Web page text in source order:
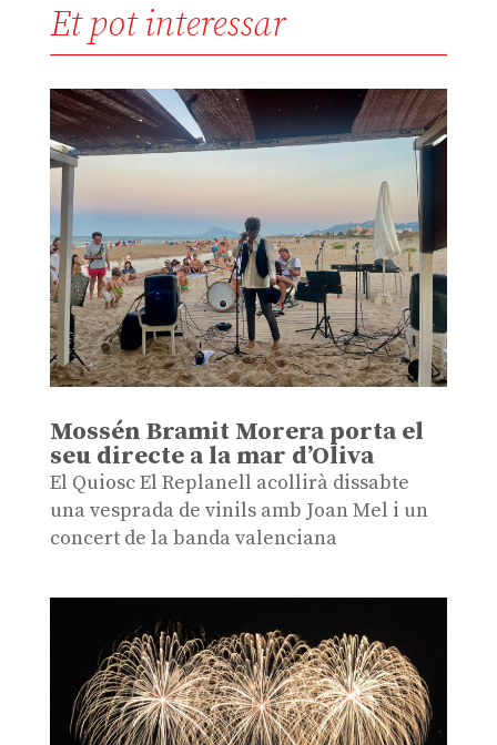
Et pot interessar
Mossén Bramit Morera porta el
seu directe a la mar d’Oliva
El Quiosc El Replanell acollirà dissabte
una vesprada de vinils amb Joan Mel i un
concert de la banda valenciana